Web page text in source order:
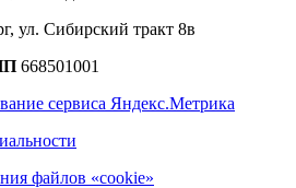
ул. Сибирский тракт 8в
668501001
сервиса Яндекс.Метрика
файлов «cookie»